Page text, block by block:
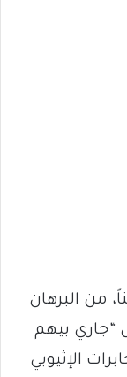
من البرهان
“جاري بيهم
الإثيوبي